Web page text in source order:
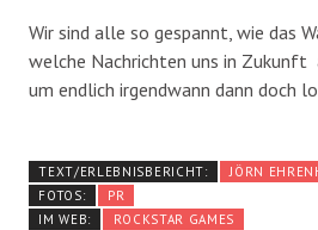
Wir sind alle so gespannt, wie das
welche Nachrichten uns in
um endlich irgendwann dann doch
TEXT/ERLEBNISBERICHT:
JÖRN
FOTOS:
PR
IM WEB:
ROCKSTAR GAMES